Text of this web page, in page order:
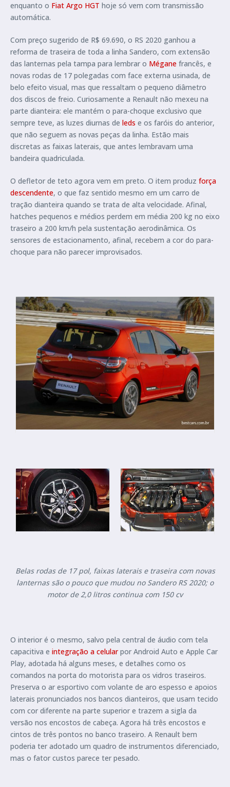
enquanto o Fiat Argo HGT hoje só vem com transmissão
automática.
Com preço sugerido de R$ 69.690, o RS 2020 ganhou a
reforma de traseira de toda a linha Sandero, com extensão
das lanternas pela tampa para lembrar o Mégane francês, e
novas rodas de 17 polegadas com face externa usinada, de
belo efeito visual, mas que ressaltam o pequeno diâmetro
dos discos de freio. Curiosamente a Renault não mexeu na
parte dianteira: ele mantém o para-choque exclusivo que
sempre teve, as luzes diurnas de leds e os faróis do anterior,
que não seguem as novas peças da linha. Estão mais
discretas as faixas laterais, que antes lembravam uma
bandeira quadriculada.
O defletor de teto agora vem em preto. O item produz força
descendente, o que faz sentido mesmo em um carro de
tração dianteira quando se trata de alta velocidade. Afinal,
hatches pequenos e médios perdem em média 200 kg no eixo
traseiro a 200 km/h pela sustentação aerodinâmica. Os
sensores de estacionamento, afinal, recebem a cor do para-
choque para não parecer improvisados.
Belas rodas de 17 pol, faixas laterais e traseira com novas
lanternas são o pouco que mudou no Sandero RS 2020; o
motor de 2,0 litros continua com 150 cv
O interior é o mesmo, salvo pela central de áudio com tela
capacitiva e integração a celularpor Android Auto e Apple Car
Play, adotada há alguns meses, e detalhes como os
comandos na porta do motorista para os vidros traseiros.
Preserva o ar esportivo com volante de aro espesso e apoios
laterais pronunciados nos bancos dianteiros, que usam tecido
com cor diferente na parte superior e trazem a sigla da
versão nos encostos de cabeça. Agora há três encostos e
cintos de três pontos no banco traseiro. A Renault bem
poderia ter adotado um quadro de instrumentos diferenciado,
mas o fator custos parece ter pesado.